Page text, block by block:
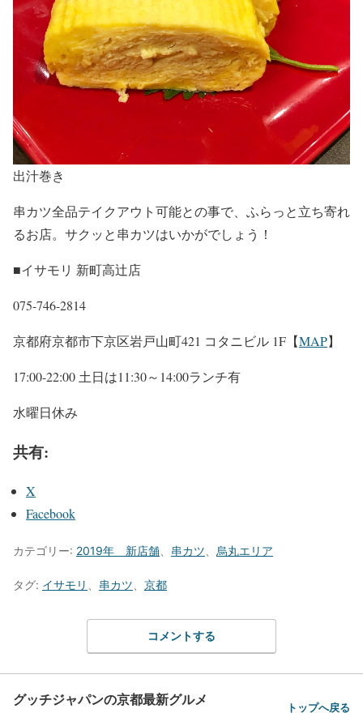
出汁巻き
串カツ全品テイクアウト可能との事で、ふらっと立ち寄れ
るお店。サクッと串カツはいかがでしょう！
■イサモリ 新町高辻店
075-746-2814
京都府京都市下京区岩戸山町421 コタニビル 1F【MAP】
17:00-22:00 土日は11:30～14:00ランチ有
水曜日休み
共有:
X
Facebook
カテゴリー: 2019年 新店舗、 串カツ、 烏丸エリア
タグ: イサモリ 、 串カツ、 京都
コメントする
グッチジャパンの京都最新グルメ トップへ戻る